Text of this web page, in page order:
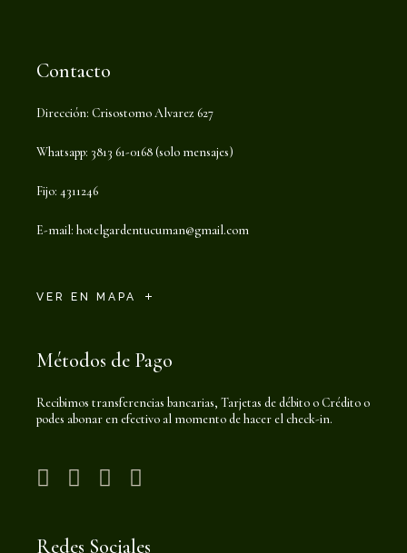
Contacto
Dirección: Crisostomo Alvarez 627
Whatsapp: 3813 61-0168 (solo mensajes)
Fijo: 4311246
E-mail: hotelgardentucuman@gmail.com
VER EN MAPA
Métodos de Pago
Recibimos transferencias bancarias, Tarjetas de débito o Crédito o
podes abonar en efectivo al momento de hacer el check-in.
Redes Sociales